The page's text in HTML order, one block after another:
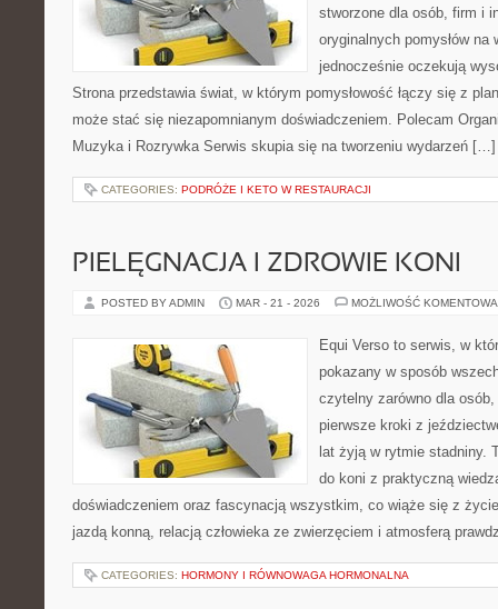
stworzone dla osób, firm i
oryginalnych pomysłów na
jednocześnie oczekują
Strona przedstawia świat, w którym pomysłowość łączy się z
może stać się niezapomnianym doświadczeniem. Polecam
Muzyka i Rozrywka Serwis skupia się na tworzeniu wydarzeń […]
CATEGORIES: PODRÓŻE I KETO W RESTAURACJI
PIELĘGNACJA I ZDROWIE KONI
POSTED BY ADMIN MAR - 21 - 2026 MOŻLIWOŚĆ
Equi Verso to serwis, w
pokazany w sposób
czytelny zarówno dla
pierwsze kroki z
lat żyją w rytmie stadniny.
do koni z praktyczną
doświadczeniem oraz fascynacją wszystkim, co wiąże się z
jazdą konną, relacją człowieka ze zwierzęciem i atmosferą
CATEGORIES: HORMONY I RÓWNOWAGA HORMONALNA